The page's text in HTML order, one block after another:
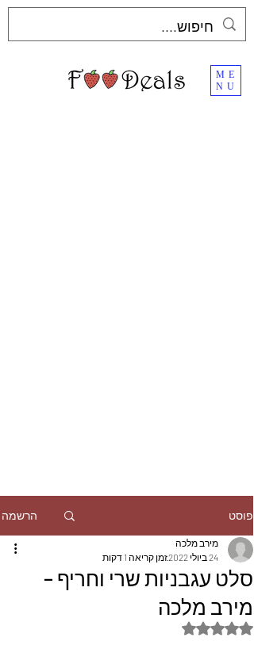
ME
NU
פוסט הרשמה
סלט עגבניות שרי וחריף –
מירב מלכה
מירב מלכה
24 ביולי 2022
זמן קריאה 1 דקות
דירוג של NaN מתוך 5 כוכבים